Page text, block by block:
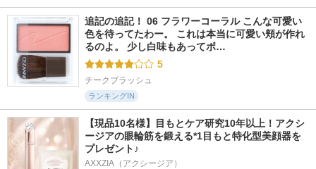
追記の追記！ 06 フラワーコーラル こんな可愛い
色を待ってたわー。 これは本当に可愛い頬が作れ
るのよ。 少し白味もあってボ…
5
チークブラッシュ
ランキングIN
【現品10名様】目もとケア研究10年以上！アクシ
ージアの眼輪筋を鍛える*1目もと特化型美顔器を
プレゼント♪
AXXZIA（アクシージア）